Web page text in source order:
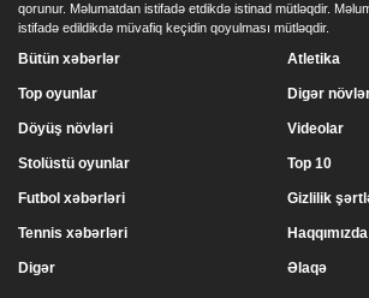
qorunur. Məlumatdan istifadə etdikdə istinad mütləqdir.
istifadə edildikdə müvafiq keçidin qoyulması mütləqdir.
Bütün xəbərlər
Top oyunlar
Döyüş növləri
Stolüstü oyunlar
Atletika
Digər
Videolar
Top 10
Futbol xəbərləri
Tennis xəbərləri
Digər
Gizlilik
Haqqımızda
Əlaqə